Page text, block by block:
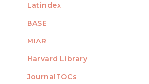
Latindex
BASE
MIAR
Harvard Library
JournalTOCs